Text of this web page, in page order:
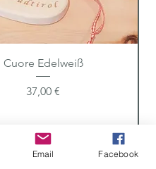
Cuore Edelweiß
Preis
37,00 €
Email Facebook